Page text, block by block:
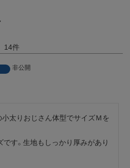
14
非公開
小太りおじさん体型でサイズＭを
す。生地もしっかり厚みがあり